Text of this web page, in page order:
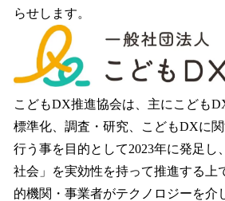
読
込
み
中
で
す
らせします。
こどもDX推進協会は、主にこども
標準化、調査・研究、こどもDXに
行う事を目的として2023年に発足し
社会」を実効性を持って推進する上
的機関・事業者がテクノロジーを介